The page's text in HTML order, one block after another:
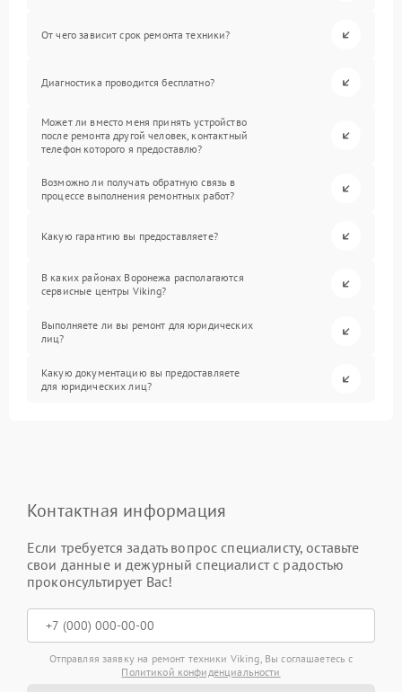
От чего зависит срок ремонта техники?
Диагностика проводится бесплатно?
Может ли вместо меня принять устройство
после ремонта другой человек, контактный
телефон которого я предоставлю?
Возможно ли получать обратную связь в
процессе выполнения ремонтных работ?
Какую гарантию вы предоставляете?
В каких районах Воронежа располагаются
сервисные центры Viking?
Выполняете ли вы ремонт для юридических
лиц?
Какую документацию вы предоставляете
для юридических лиц?
Контактная информация
Если требуется задать вопрос специалисту, оставьте
свои данные и дежурный специалист с радостью
проконсультирует Вас!
Отправляя заявку на ремонт техники Viking, Вы соглашаетесь с
Политикой конфиденциальности